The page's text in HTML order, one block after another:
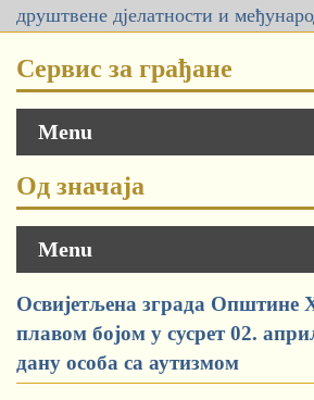
друштвене дјелатности и
Сервис за грађане
Menu
Од значаја
Menu
Освијетљена зграда Општине
плавом бојом у сусрет 02.
дану особа са аутизмом